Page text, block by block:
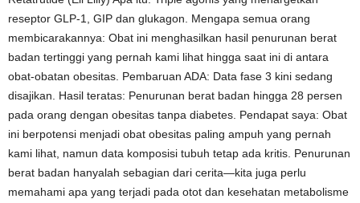
reseptor GLP-1, GIP dan glukagon. Mengapa semua orang
membicarakannya: Obat ini menghasilkan hasil penurunan berat
badan tertinggi yang pernah kami lihat hingga saat ini di antara
obat-obatan obesitas. Pembaruan ADA: Data fase 3 kini sedang
disajikan. Hasil teratas: Penurunan berat badan hingga 28 persen
pada orang dengan obesitas tanpa diabetes. Pendapat saya: Obat
ini berpotensi menjadi obat obesitas paling ampuh yang pernah
kami lihat, namun data komposisi tubuh tetap ada kritis. Penurunan
berat badan hanyalah sebagian dari cerita—kita juga perlu
memahami apa yang terjadi pada otot dan kesehatan metabolisme